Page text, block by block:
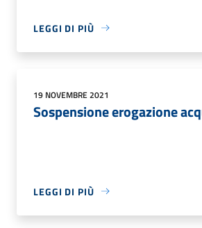
LEGGI DI PIÙ
19 NOVEMBRE 2021
Sospensione erogazione
LEGGI DI PIÙ